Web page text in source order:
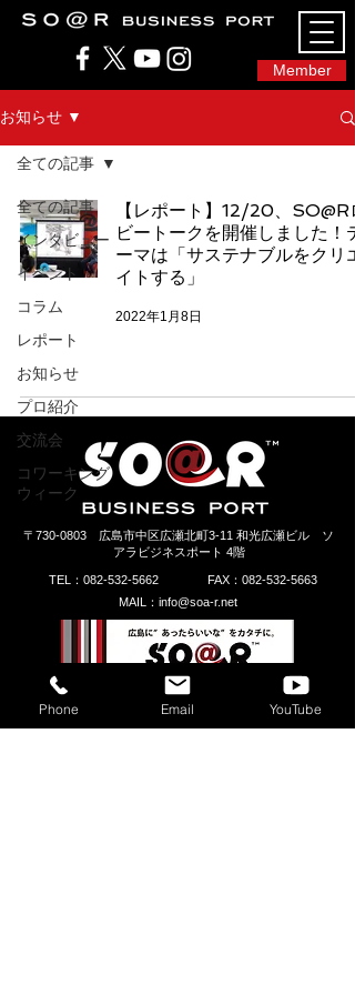
Member
SO@Rビジネスポート｜広島市のシェアオフィ
ス・コワーキングスペース
お知らせ ▼
全ての記事
インタビュー
イベント
コラム
レポート
お知らせ
プロ紹介
交流会
コワーキング
ウィーク
全ての記事
【レポート】12/20、SO@R
ビートークを開催しました！テ
ーマは「サステナブルをクリエ
イトする」
2022年1月8日
〒730-0803 広島市中区広瀬北町3-11 和光広瀬ビル ソ
アラ ビジネスポート 4階
TEL：082-532-5662
FAX：082-532-5663
MAIL： info@soa-r.net
Phone Email YouTube